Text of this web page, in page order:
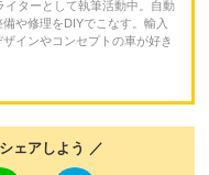
イターとして執筆活動中。自動
や修理をDIYでこなす。輸入
インやコンセプトの車が好き
ェアしよう ／